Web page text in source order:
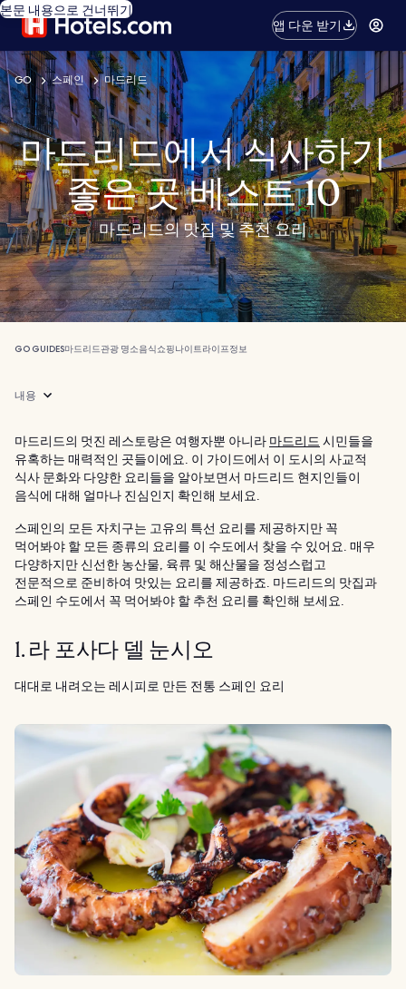
본문 내용으로 건너뛰기
앱 다운 받기
GO 스페인 마드리드
마드리드에서 식사하기
좋은 곳 베스트 10
마드리드의 맛집 및 추천 요리
GO GUIDES마드리드관광 명소음식쇼핑나이트라이프정보
내용
마드리드의 멋진 레스토랑은 여행자뿐 아니라 마드리드 시민들을
유혹하는 매력적인 곳들이에요. 이 가이드에서 이 도시의 사교적
식사 문화와 다양한 요리들을 알아보면서 마드리드 현지인들이
음식에 대해 얼마나 진심인지 확인해 보세요.
스페인의 모든 자치구는 고유의 특선 요리를 제공하지만 꼭
먹어봐야 할 모든 종류의 요리를 이 수도에서 찾을 수 있어요. 매우
다양하지만 신선한 농산물, 육류 및 해산물을 정성스럽고
전문적으로 준비하여 맛있는 요리를 제공하죠. 마드리드의 맛집과
스페인 수도에서 꼭 먹어봐야 할 추천 요리를 확인해 보세요.
1. 라 포사다 델 눈시오
대대로 내려오는 레시피로 만든 전통 스페인 요리